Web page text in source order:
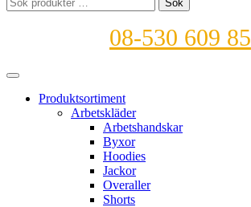
efter:
Sök
08-530 609 85
Produktsortiment
Arbetskläder
Arbetshandskar
Byxor
Hoodies
Jackor
Overaller
Shorts